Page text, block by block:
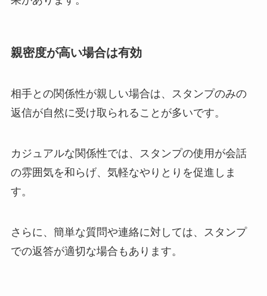
親密度が高い場合は有効
相手との関係性が親しい場合は、スタンプのみの
返信が自然に受け取られることが多いです。
カジュアルな関係性では、スタンプの使用が会話
の雰囲気を和らげ、気軽なやりとりを促進しま
す。
さらに、簡単な質問や連絡に対しては、スタンプ
での返答が適切な場合もあります。